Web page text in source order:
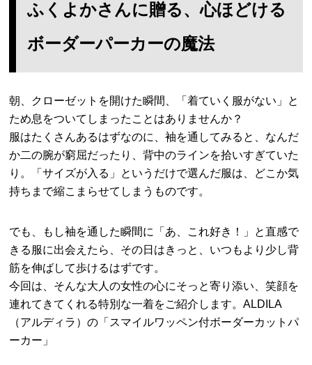
ふくよかさんに贈る、心ほどける
ボーダーパーカーの魔法
朝、クローゼットを開けた瞬間、「着ていく服がない」と
ため息をついてしまったことはありませんか？
服はたくさんあるはずなのに、袖を通してみると、なんだ
か二の腕が窮屈だったり、背中のラインを拾いすぎていた
り。「サイズが入る」というだけで選んだ服は、どこか気
持ちまで縮こまらせてしまうものです。
でも、もし袖を通した瞬間に「あ、これ好き！」と直感で
きる服に出会えたら、その日はきっと、いつもより少し背
筋を伸ばして歩けるはずです。
今回は、そんな大人の女性の心にそっと寄り添い、笑顔を
連れてきてくれる特別な一着をご紹介します。ALDILA
（アルディラ）の「スマイルワッペン付ボーダーカットパ
ーカー」